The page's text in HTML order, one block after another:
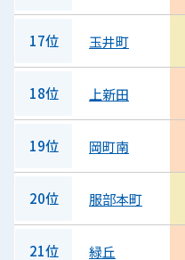
17位 玉井町
18位 上新田
19位 岡町南
20位 服部本町
21位 緑丘